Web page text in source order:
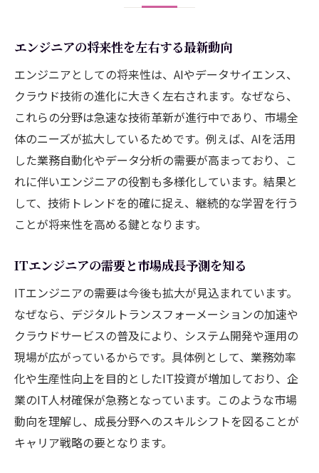
将来性ランキングから見えるエンジニア像
市場価値が高まるエンジニアの特徴とは
方
高収入を目指せるエンジニアの共通点とは
ITエンジニアが選ばれる理由を解説
将来性が高いエンジニアに必要な資質とは
キャリアアップにつながるエンジニアの特
徴
エンジニアが年収アップを実現する秘訣
高年収エンジニアに共通する戦略を探る
年収を伸ばすエンジニアのキャリア選択法
エンジニアの収入アップに役立つ実践術
儲かるエンジニア職種の選び方と注意点
目標年収に近づくためのエンジニア戦略
成長分野で活躍するためのスキル習得法
エンジニアに求められる成長分野のスキル
エンジニアの将来性を左右する最新動向
エンジニアとしての将来性は、AIやデータサイエンス、
クラウド技術の進化に大きく左右されます。なぜなら、
これらの分野は急速な技術革新が進行中であり、市場全
体のニーズが拡大しているためです。例えば、AIを活用
した業務自動化やデータ分析の需要が高まっており、こ
れに伴いエンジニアの役割も多様化しています。結果と
して、技術トレンドを的確に捉え、継続的な学習を行う
ことが将来性を高める鍵となります。
ITエンジニアの需要と市場成長予測を知る
ITエンジニアの需要は今後も拡大が見込まれています。
なぜなら、デジタルトランスフォーメーションの加速や
クラウドサービスの普及により、システム開発や運用の
現場が広がっているからです。具体例として、業務効率
化や生産性向上を目的としたIT投資が増加しており、企
業のIT人材確保が急務となっています。このような市場
動向を理解し、成長分野へのスキルシフトを図ることが
キャリア戦略の要となります。